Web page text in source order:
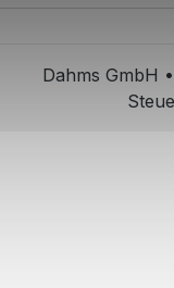
Dahms GmbH